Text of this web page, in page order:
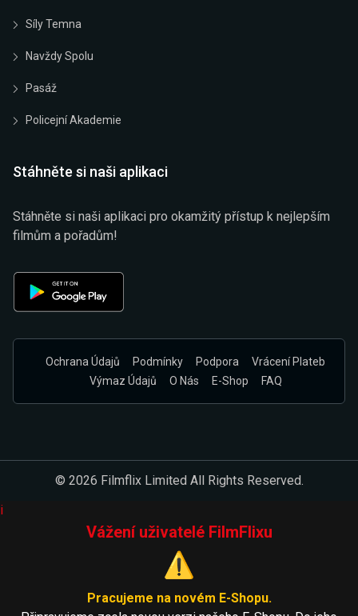
Síly Temna
Navždy Spolu
Pasáž
Policejní Akademie
Stáhněte si naši aplikaci
Stáhněte si naši aplikaci pro okamžitý přístup k nejlepším
filmům a pořadům!
Ochrana Údajů Podmínky Podpora
Vrácení Plateb
Výmaz Údajů
O Nás E-Shop FAQ
© 2026 Filmflix Limited All Rights Reserved.
i
Vážení uživatelé FilmFlixu
⚠️
Pracujeme na novém E-Shopu.